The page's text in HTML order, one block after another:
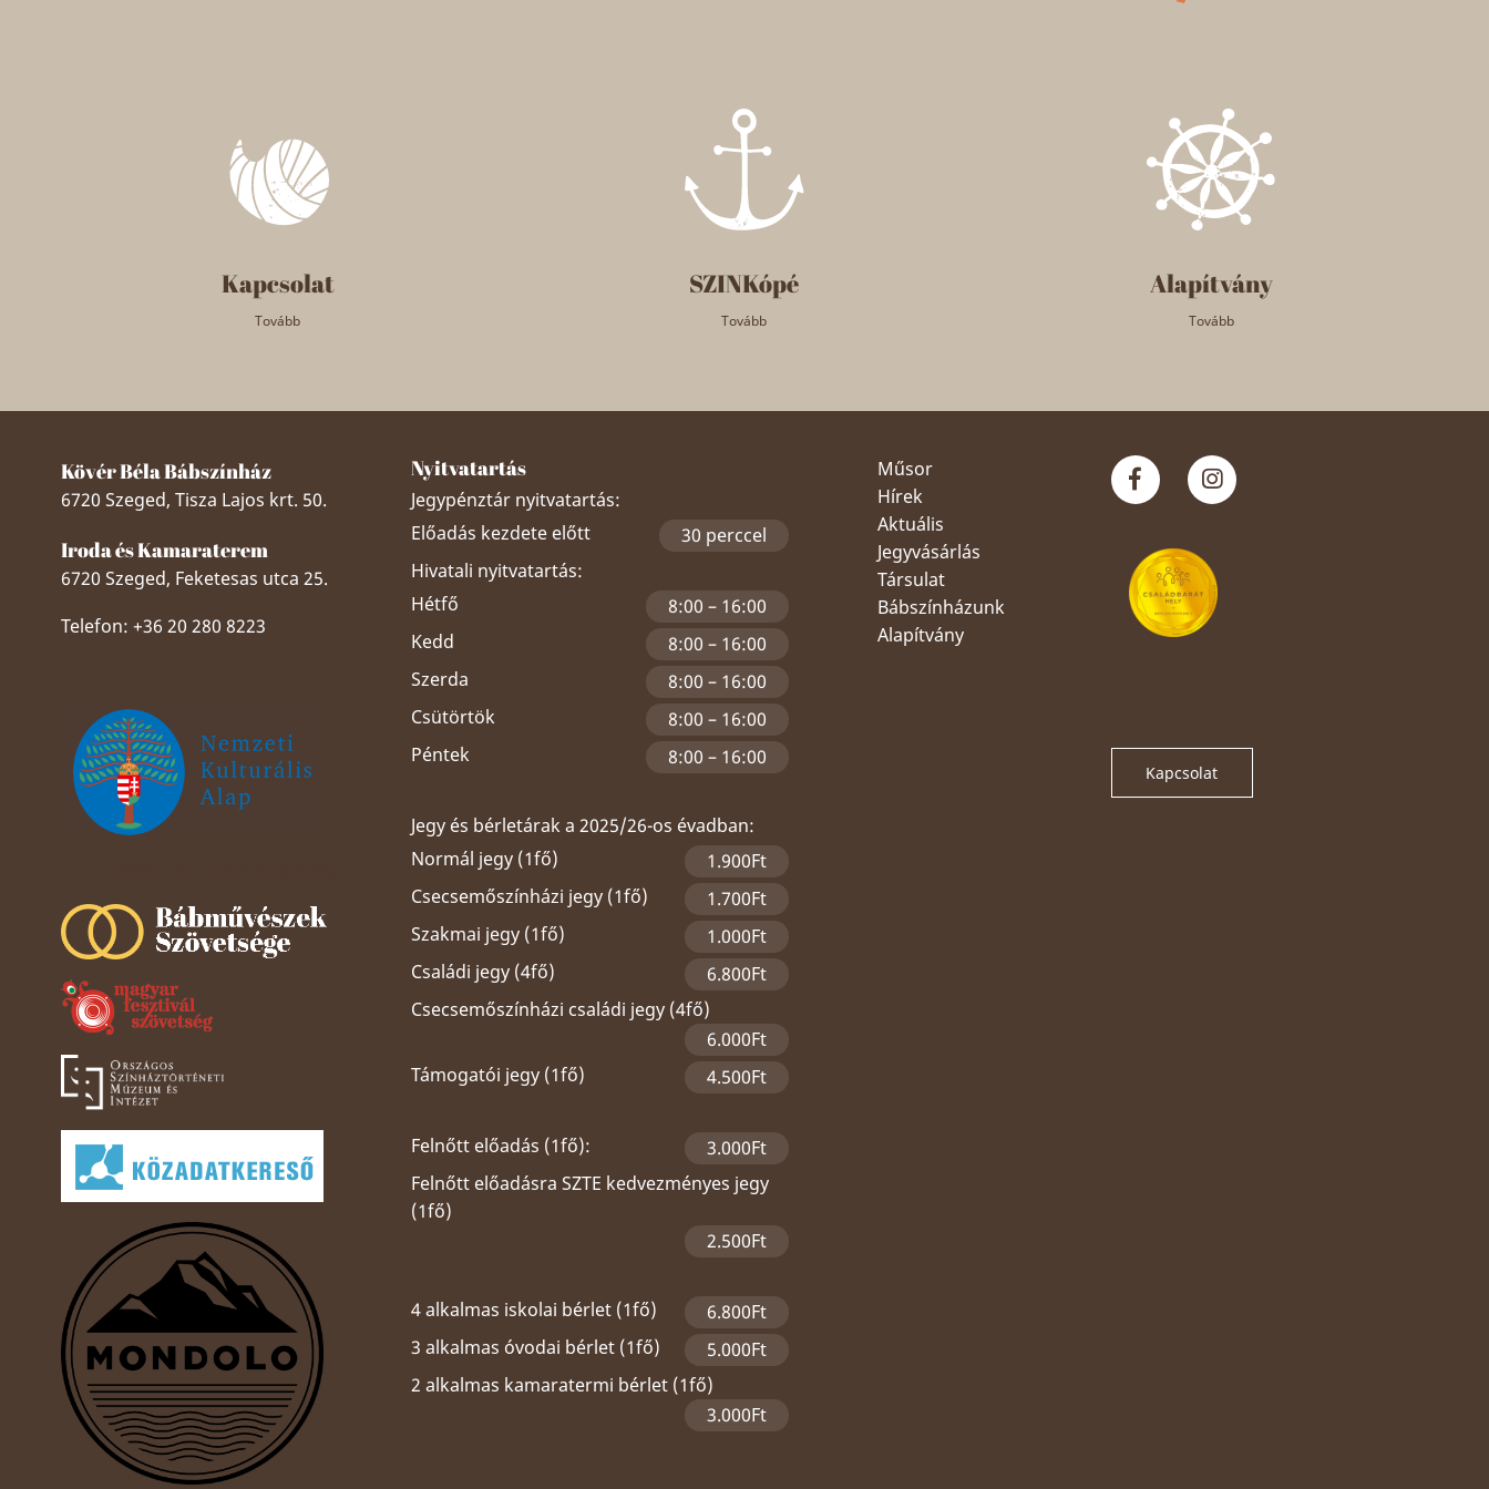
Kapcsolat
Tovább
SZINKópé
Tovább
Alapítvány
Tovább
Kövér Béla Bábszínház
6720 Szeged, Tisza Lajos krt. 50.
Iroda és Kamaraterem
6720 Szeged, Feketesas utca 25.
Telefon: +36 20 280 8223
Nyitvatartás
Jegypénztár nyitvatartás:
Előadás kezdete előtt
30 perccel
Hivatali nyitvatartás:
Hétfő
8:00 – 16:00
Kedd
8:00 – 16:00
Szerda
8:00 – 16:00
Csütörtök
8:00 – 16:00
Péntek
8:00 – 16:00
Jegy és bérletárak a 2025/26-os évadban:
Normál jegy (1fő)
1.900Ft
Csecsemőszínházi jegy (1fő)
1.700Ft
Szakmai jegy (1fő)
1.000Ft
Családi jegy (4fő)
6.800Ft
Csecsemőszínházi családi jegy (4fő)
6.000Ft
Támogatói jegy (1fő)
4.500Ft
Felnőtt előadás (1fő):
3.000Ft
Felnőtt előadásra SZTE kedvezményes jegy
(1fő)
2.500Ft
4 alkalmas iskolai bérlet (1fő)
6.800Ft
3 alkalmas óvodai bérlet (1fő)
5.000Ft
2 alkalmas kamaratermi bérlet (1fő)
3.000Ft
Műsor
Hírek
Aktuális
Jegyvásárlás
Társulat
Bábszínházunk
Alapítvány
Kapcsolat